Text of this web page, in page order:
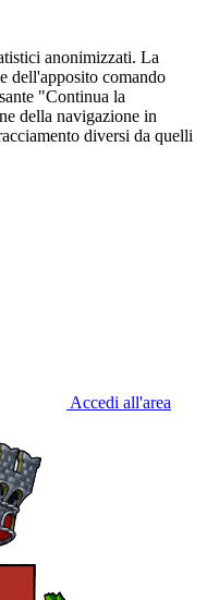
anonimizzati. La
dell'apposito comando
"Continua la
della navigazione in
diversi da quelli
Accedi all'area